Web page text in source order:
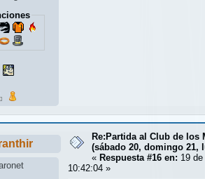
Re:Partida al Club de los
(sábado 20, domingo 21,
« Respuesta #16 en: 19
10:42:04 »